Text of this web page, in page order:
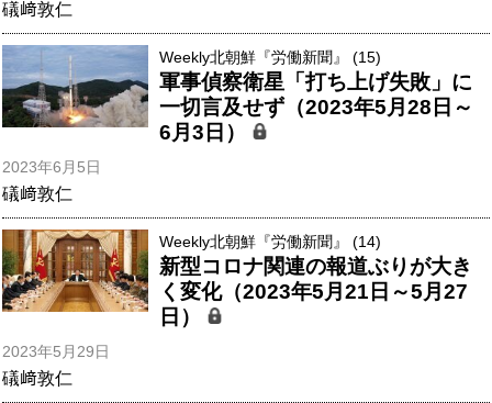
礒﨑敦仁
Weekly北朝鮮『労働新聞』 (15)
軍事偵察衛星「打ち上げ失敗」に
一切言及せず（2023年5月28日～
6月3日）
2023年6月5日
礒﨑敦仁
Weekly北朝鮮『労働新聞』 (14)
新型コロナ関連の報道ぶりが大き
く変化（2023年5月21日～5月27
日）
2023年5月29日
礒﨑敦仁